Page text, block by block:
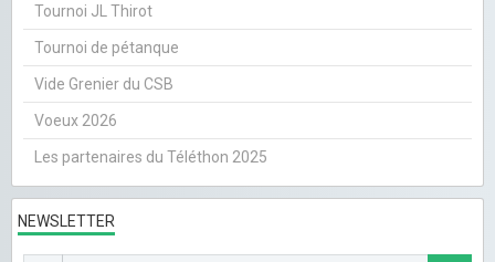
Tournoi JL Thirot
Tournoi de pétanque
Vide Grenier du CSB
Voeux 2026
Les partenaires du Téléthon 2025
NEWSLETTER